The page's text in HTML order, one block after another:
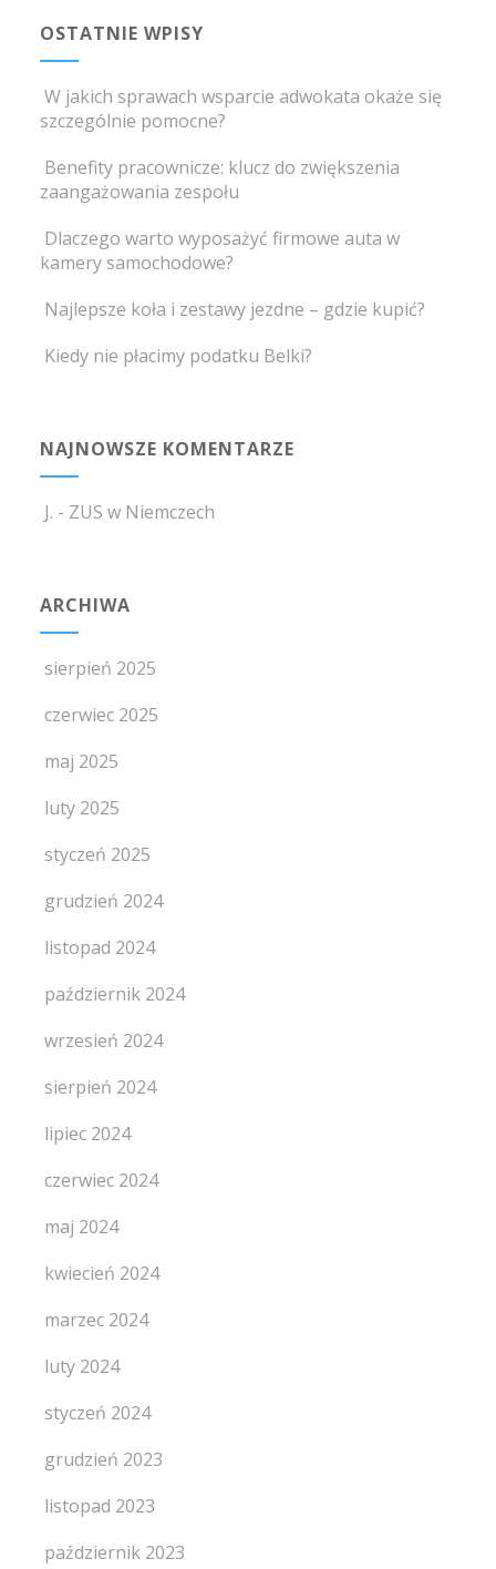
OSTATNIE WPISY
W jakich sprawach wsparcie adwokata okaże się
szczególnie pomocne?
Benefity pracownicze: klucz do zwiększenia
zaangażowania zespołu
Dlaczego warto wyposażyć firmowe auta w
kamery samochodowe?
Najlepsze koła i zestawy jezdne – gdzie kupić?
Kiedy nie płacimy podatku Belki?
NAJNOWSZE KOMENTARZE
J. - ZUS w Niemczech
ARCHIWA
sierpień 2025
czerwiec 2025
maj 2025
luty 2025
styczeń 2025
grudzień 2024
listopad 2024
październik 2024
wrzesień 2024
sierpień 2024
lipiec 2024
czerwiec 2024
maj 2024
kwiecień 2024
marzec 2024
luty 2024
styczeń 2024
grudzień 2023
listopad 2023
październik 2023